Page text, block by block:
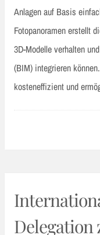
Anlagen auf Basis
Fotopanoramen erstellt
3D-Modelle verhalten
(BIM) integrieren
kosteneffizient und
Delegation